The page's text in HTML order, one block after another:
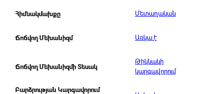
Հիմնակմախքը Մետաղական
Ճոճվող Մեխանիզմ Առկա է
Ճոճվող Մեխանիզմի Տեսակ
Թիկնակի
կարգավորում
Բարձրության Կարգավորում